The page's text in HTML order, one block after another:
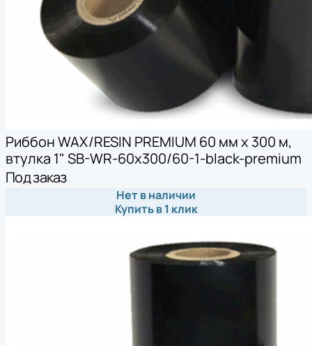
Риббон WAX/RESIN PREMIUM 60 мм х 300 м,
втулка 1" SB-WR-60x300/60-1-black-premium
Под заказ
Нет в наличии
Купить в 1 клик